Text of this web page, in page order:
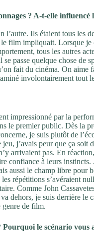
? A-t-elle
Ils étaient tous les
film impliquait. Lorsque
tous les autres
passe quelque chose de
fait du cinéma. On aime
involontairement tout
impressionné par la
le premier public. Dès la
je suis plutôt de
jeu, j’avais peur que ça soit
arrivaient pas. En
confiance à leurs instincts.
aussi le champ libre pour
répétitions s’avéraient
Comme John
dehors, je suis derrière le
genre de film.
le scénario vous